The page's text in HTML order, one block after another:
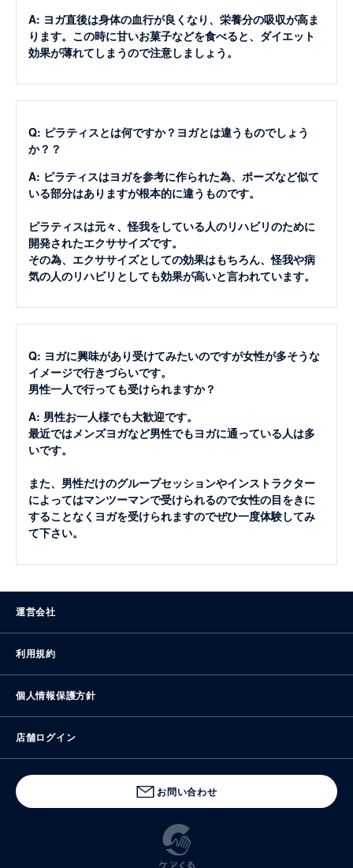
A: ヨガ直後は身体の血行が良くなり、栄養分の吸収が高ま
ります。この時に甘いお菓子などを食べると、ダイエット
効果が薄れてしまうので注意しましょう。
Q: ピラティスとは何ですか？ヨガとは違うものでしょう
か？？
A: ピラティスはヨガを参考に作られた為、ポーズなど似て
いる部分はありますが根本的に違うものです。
ピラティスは元々、怪我をしている人のリハビリのために
開発されたエクササイズです。
その為、エクササイズとしての効果はもちろん、怪我や病
気の人のリハビリとしても効果が高いと言われています。
Q: ヨガに興味があり受けてみたいのですが女性が多そうな
イメージで行きづらいです。
男性一人で行っても受けられますか？
A: 男性お一人様でも大歓迎です。
最近ではメンズヨガなど男性でもヨガに通っている人は多
いです。
また、男性だけのグループセッションやインストラクター
によってはマンツーマンで受けられるので女性の目をきに
することなくヨガを受けられますのでぜひ一度体験してみ
て下さい。
運営会社
利用規約
個人情報保護方針
店舗ログイン
お問い合わせ